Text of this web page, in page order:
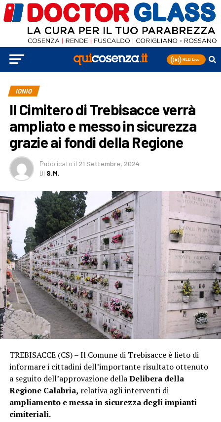
IONIO
Il Cimitero di Trebisacce verrà
ampliato e messo in sicurezza
grazie ai fondi della Regione
Pubblicato il 21 Settembre, 2024
Di S.M.
TREBISACCE (CS) – Il Comune di Trebisacce è lieto di
informare i cittadini dell’importante risultato ottenuto
a seguito dell’approvazione dellaDelibera della
Regione Calabria, relativa agli interventi di
ampliamento e messa in sicurezza degli impianti
cimiteriali.